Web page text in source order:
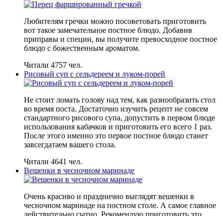
Любителям гречки можно посоветовать приготовить
вот такое замечательное постное блюдо. Добавив
приправы и специи, вы получите превосходное постное
блюдо с божественным ароматом.
Читали 4757 чел.
Рисовый суп с сельдереем и луком-порей
Не стоит ломать голову над тем, как разнообразить стол
во время поста. Достаточно изучить рецепт не совсем
стандартного рисового супа, допустить в первом блюде
использования кабачков и приготовить его всего 1 раз.
После этого именно это первое постное блюдо станет
завсегдатаем вашего стола.
Читали 4641 чел.
Вешенки в чесночном маринаде
Очень красиво и празднично выглядят вешенки в
чесночном маринаде на постном столе. А самое главное
действительно сытно. Рекомендую приготовить это